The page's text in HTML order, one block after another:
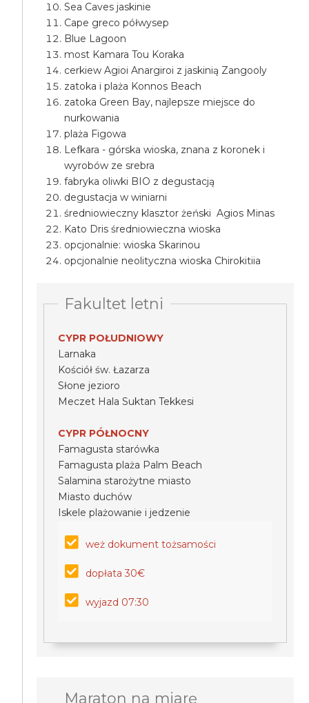
Sea Caves jaskinie
Cape greco półwysep
Blue Lagoon
most Kamara Tou Koraka
cerkiew Agioi Anargiroi z jaskinią Zangooly
zatoka i plaża Konnos Beach
zatoka Green Bay, najlepsze miejsce do
nurkowania
plaża Figowa
Lefkara - górska wioska, znana z koronek i
wyrobów ze srebra
fabryka oliwki BIO z degustacją
degustacja w winiarni
średniowieczny klasztor żeński Agios Minas
Kato Dris średniowieczna wioska
opcjonalnie: wioska Skarinou
opcjonalnie neolityczna wioska Chirokitiia
Fakultet letni
CYPR POŁUDNIOWY
Larnaka
Kościół św. Łazarza
Słone jezioro
Meczet Hala Suktan Tekkesi
CYPR PÓŁNOCNY
Famagusta starówka
Famagusta plaża Palm Beach
Salamina starożytne miasto
Miasto duchów
Iskele plażowanie i jedzenie
weż dokument tożsamości
dopłata 30€
wyjazd 07:30
Maraton na miarę